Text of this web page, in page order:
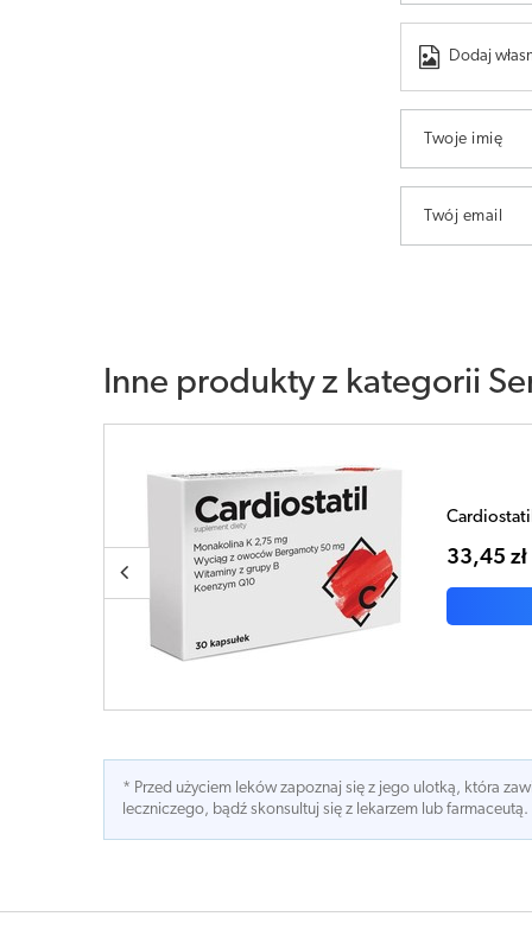
Dodaj
Twoje imię
Twój email
Inne produkty z kategorii
Cardiostatil
36,90 zł
* Przed użyciem leków zapoznaj się z jego ulotką, która
leczniczego, bądź skonsultuj się z lekarzem lub farmaceutą.